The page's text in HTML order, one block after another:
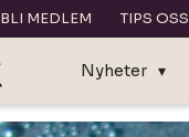
BLI MEDLEM TIPS OSS
Nyheter